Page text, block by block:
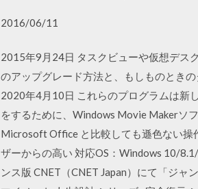
2016/06/11
2015年9月24日 タスクビューや仮想デス
のアップグレード方法と、もしものとき
2020年4月10日 これらのプログラムは新
をするために、Windows Movie Makerソ
Microsoft Office と比較しても遜色ない操
ザーからの高い 対応OS：Windows 10/
ンス版 CNET（CNET Japan）にて「ジ